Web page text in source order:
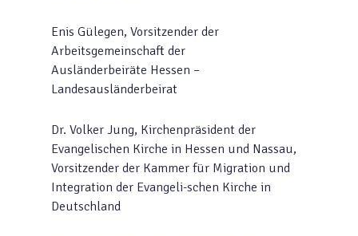
Enis Gülegen, Vorsitzender der
Arbeitsgemeinschaft der
Ausländerbeiräte Hessen –
Landesausländerbeirat
Dr. Volker Jung, Kirchenpräsident der
Evangelischen Kirche in Hessen und Nassau,
Vorsitzender der Kammer für Migration und
Integration der Evangeli-schen Kirche in
Deutschland